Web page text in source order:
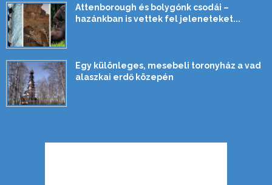
Attenborough és bolygónk csodái –
hazánkban is vettek fel jeleneteket...
Egy különleges, mesebeli toronyház a vad
alaszkai erdő közepén